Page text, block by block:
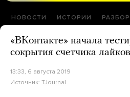
НОВОСТИ ИСТОРИИ РАЗБОР
«ВКонтакте» начала
сокрытия счетчика лайков
13:33, 6 августа 2019
Источник: TJournal